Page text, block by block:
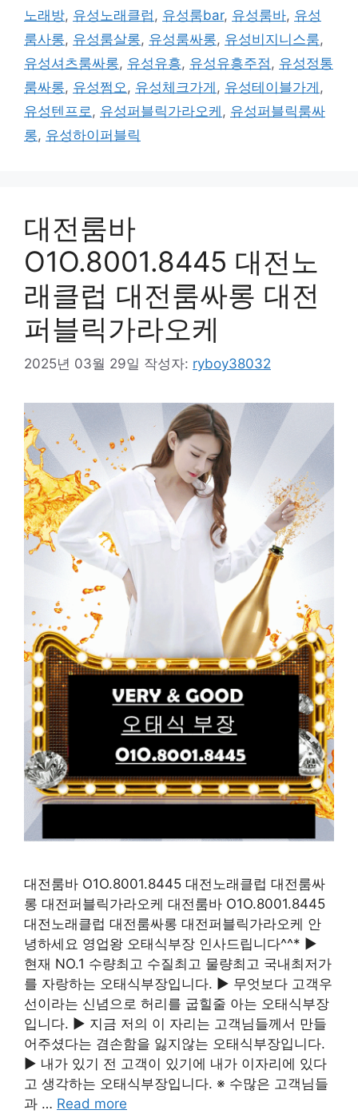
노래방, 유성노래클럽 , 유성룸bar, 유성룸바, 유성
룸사롱, 유성룸살롱, 유성룸싸롱, 유성비지니스룸,
유성셔츠룸싸롱, 유성유흥, 유성유흥주점 , 유성정통
룸싸롱, 유성쩜오 , 유성체크가게 , 유성테이블가게 ,
유성텐프로 , 유성퍼블릭가라오케 , 유성퍼블릭룸싸
롱, 유성하이퍼블릭
대전룸바
O1O.8001.8445 대전노
래클럽 대전룸싸롱 대전
퍼블릭가라오케
2025년 03월 29일 작성자: ryboy38032
대전룸바 O1O.8001.8445 대전노래클럽 대전룸싸
롱 대전퍼블릭가라오케 대전룸바 O1O.8001.8445
대전노래클럽 대전룸싸롱 대전퍼블릭가라오케 안
녕하세요 영업왕 오태식부장 인사드립니다^^* ▶
현재 NO.1 수량최고 수질최고 물량최고 국내최저가
를 자랑하는 오태식부장입니다. ▶ 무엇보다 고객우
선이라는 신념으로 허리를 굽힐줄 아는 오태식부장
입니다. ▶ 지금 저의 이 자리는 고객님들께서 만들
어주셨다는 겸손함을 잃지않는 오태식부장입니다.
▶ 내가 있기 전 고객이 있기에 내가 이자리에 있다
고 생각하는 오태식부장입니다. ※ 수많은 고객님들
과 … Read more